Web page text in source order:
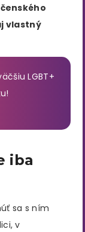
vlastný
LGBT+
iba
sa s ním
v